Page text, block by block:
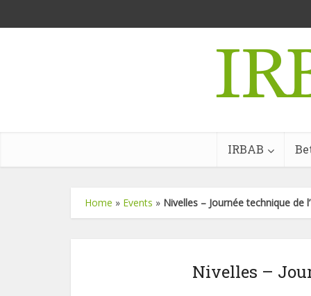
IRBAB
Home » Events » Nivelles – Journée technique de
Nivelles –